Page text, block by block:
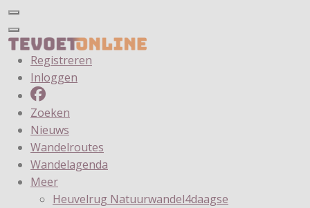
Registreren
Inloggen
Zoeken
Nieuws
Wandelroutes
Wandelagenda
Meer
Heuvelrug Natuurwandel4daagse